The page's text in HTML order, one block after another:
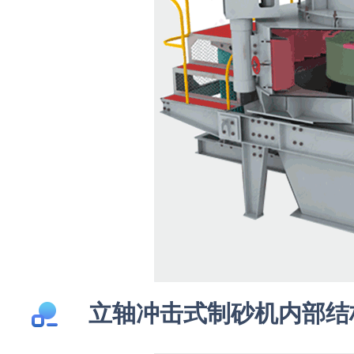
立轴冲击式制砂机内部